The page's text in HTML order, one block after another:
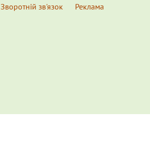
Зворотній зв'язок Реклама